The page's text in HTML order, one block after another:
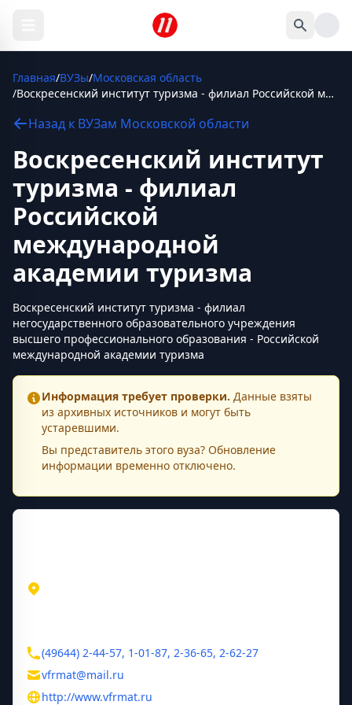
Главная/ВУЗы/Московская область
/
Воскресенский институт туризма - филиал Российской международной академии туризма
Назад к ВУЗам Московской области
Воскресенский институт
туризма - филиал
Российской
международной
академии туризма
Воскресенский институт туризма - филиал
негосударственного образовательного учреждения
высшего профессионального образования - Российской
международной академии туризма
Информация требует проверки. Данные взяты
из архивных источников и могут быть
устаревшими.
Вы представитель этого вуза? Обновление
информации временно отключено.
(49644) 2-44-57, 1-01-87, 2-36-65, 2-62-27
vfrmat@mail.ru
http://www.vfrmat.ru